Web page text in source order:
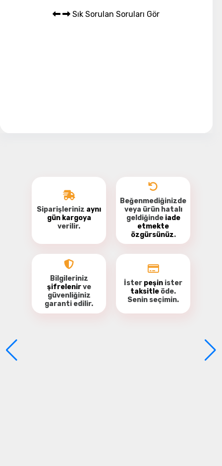
Sık Sorulan Soruları Gör
Yorum Yaz
Siparişleriniz aynı
gün kargoya
verilir.
Beğenmediğinizde
veya ürün hatalı
geldiğinde iade
etmekte
özgürsünüz.
Bilgileriniz
şifrelenirve
güvenliğiniz
garanti edilir.
İster peşin ister
taksitle öde.
Senin seçimin.